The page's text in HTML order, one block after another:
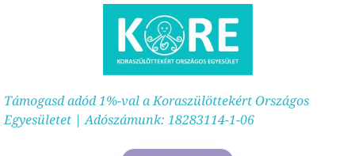
Támogasd adód 1%-val a Koraszülöttekért Országos
Egyesületet | Adószámunk: 18283114-1-06